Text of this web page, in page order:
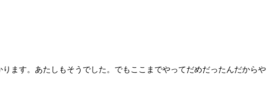
ます。あたしもそうでした。でもここまでやってだめだったんだからや